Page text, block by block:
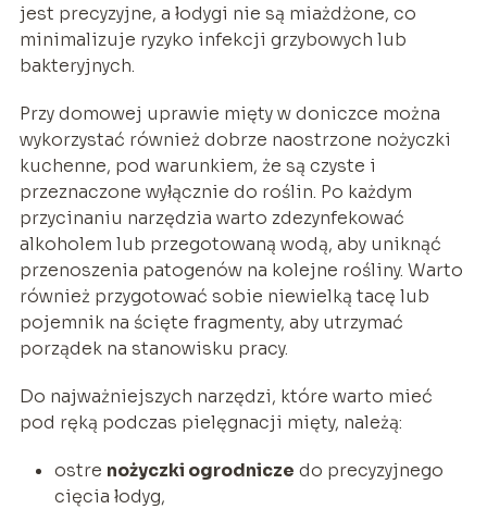
jest precyzyjne, a łodygi nie są miażdżone, co
minimalizuje ryzyko infekcji grzybowych lub
bakteryjnych.
Przy domowej uprawie mięty w doniczce można
wykorzystać również dobrze naostrzone nożyczki
kuchenne, pod warunkiem, że są czyste i
przeznaczone wyłącznie do roślin. Po każdym
przycinaniu narzędzia warto zdezynfekować
alkoholem lub przegotowaną wodą, aby uniknąć
przenoszenia patogenów na kolejne rośliny. Warto
również przygotować sobie niewielką tacę lub
pojemnik na ścięte fragmenty, aby utrzymać
porządek na stanowisku pracy.
Do najważniejszych narzędzi, które warto mieć
pod ręką podczas pielęgnacji mięty, należą:
ostre nożyczki ogrodnicze do precyzyjnego
cięcia łodyg,